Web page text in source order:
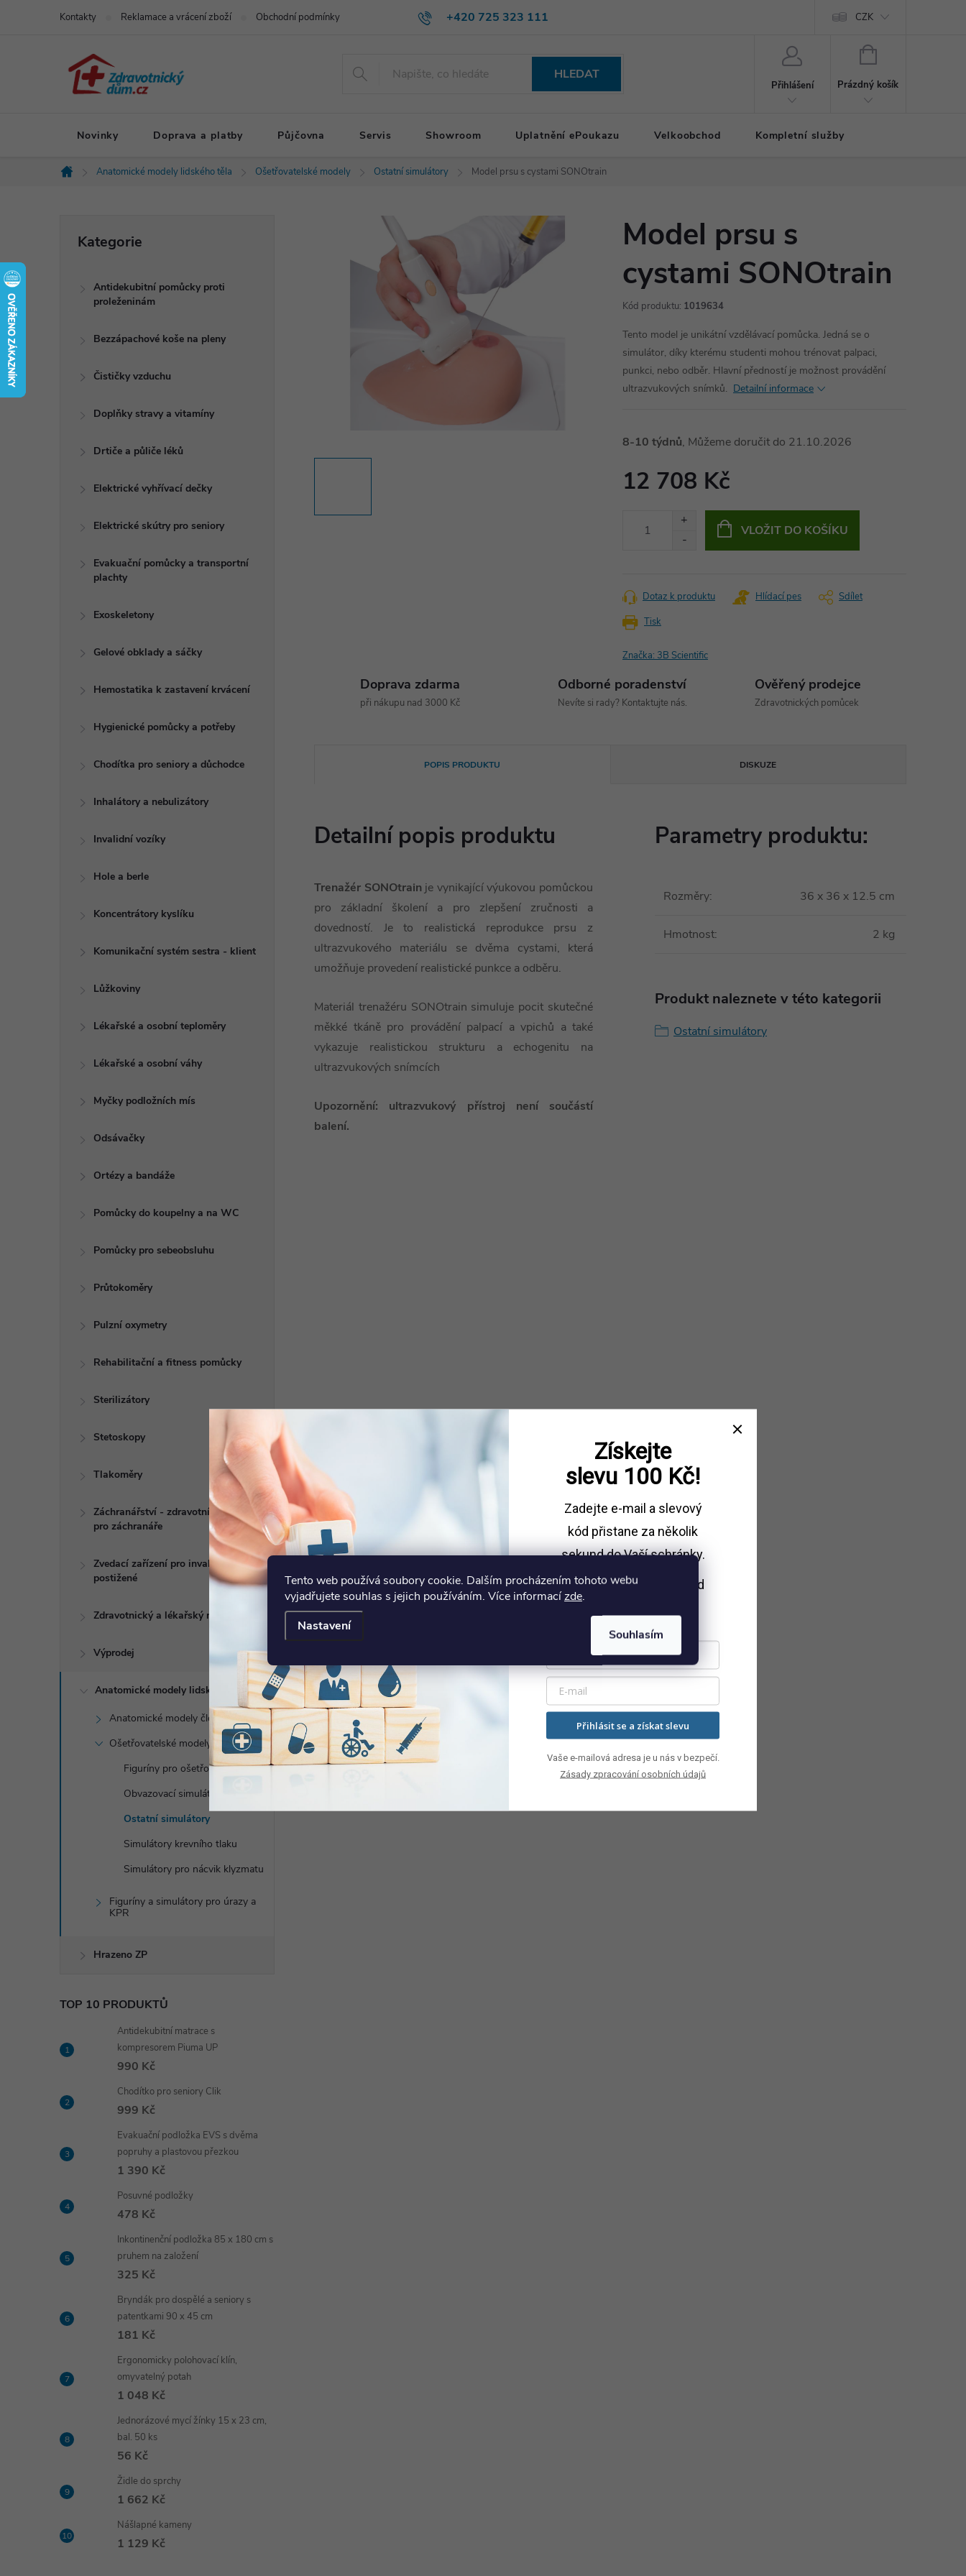
Tento web používá soubory cookie. Dalším procházením tohoto webu
vyjadřujete souhlas s jejich používáním. Více informacízde.
Nastavení
Souhlasím
+420 725 323 111
Kontakty Reklamace a vrácení zboží Obchodní podmínky CZK
HLEDAT
Přihlášení
NÁKUPNÍ
Prázdný košík
Novinky Doprava a platby Půjčovna Servis Showroom Uplatnění ePoukazu Velkoobchod Kompletní služby
Domů
Anatomické modely lidského těla Ošetřovatelské modely Ostatní simulátory Model prsu s cystami SONOtrain
kategorie
Kategorie
Antidekubitní pomůcky proti
proleženinám
Bezzápachové koše na pleny
Čističky vzduchu
Doplňky stravy a vitamíny
Drtiče a půliče léků
Elektrické vyhřívací dečky
Elektrické skútry pro seniory
Evakuační pomůcky a transportní
plachty
Exoskeletony
Gelové obklady a sáčky
Hemostatika k zastavení krvácení
Hygienické pomůcky a potřeby
Chodítka pro seniory a důchodce
Inhalátory a nebulizátory
Invalidní vozíky
Hole a berle
Koncentrátory kyslíku
Komunikační systém sestra - klient
Lůžkoviny
Lékařské a osobní teploměry
Lékařské a osobní váhy
Myčky podložních mís
Odsávačky
Ortézy a bandáže
Pomůcky do koupelny a na WC
Pomůcky pro sebeobsluhu
Průtokoměry
Pulzní oxymetry
Rehabilitační a fitness pomůcky
Sterilizátory
Stetoskopy
Tlakoměry
Záchranářství - zdravotní potřeby
pro záchranáře
Zvedací zařízení pro invalidy a
postižené
Zdravotnický a lékařský nábytek
Výprodej
Anatomické modely lidského těla
Anatomické modely člověka
Ošetřovatelské modely
Figuríny pro ošetřovatelství
Obvazovací simulátory
Ostatní simulátory
Simulátory krevního tlaku
Simulátory pro nácvik klyzmatu
Figuríny a simulátory pro úrazy a
KPR
Hrazeno ZP
TOP 10 PRODUKTŮ
Antidekubitní matrace s
kompresorem Piuma UP
990 Kč
Chodítko pro seniory Clik
999 Kč
Evakuační podložka EVS s dvěma
popruhy a plastovou přezkou
1 390 Kč
Posuvné podložky
478 Kč
Inkontinenční podložka 85 x 180 cm s
pruhem na založení
325 Kč
Bryndák pro dospělé a seniory s
patentkami 90 x 45 cm
181 Kč
Ergonomicky polohovací klín,
omyvatelný potah
1 048 Kč
Jednorázové mycí žínky 15 x 23 cm,
bal. 50 ks
56 Kč
Židle do sprchy
1 662 Kč
Nášlapné kameny
1 129 Kč
Model prsu s
cystami SONOtrain
Kód produktu: 1019634
Tento model je unikátní vzdělávací pomůcka. Jedná se o
simulátor, díky kterému studenti mohou trénovat palpaci,
punkci, nebo odběr. Hlavní předností je možnost provádění
ultrazvukových snímků. Detailní informace
8-10 týdnů 21.10.2026
12 708 Kč
VLOŽIT DO KOŠÍKU
Tisk
Dotaz k produktu Hlídací pes Sdílet
Značka: 3B Scientific
Doprava zdarma
při nákupu nad 3000 Kč
Odborné poradenství
Nevíte si rady? Kontaktujte nás.
Ověřený prodejce
Zdravotnických pomůcek
POPIS PRODUKTU DISKUZE
Detailní popis produktu
Trenažér SONOtrainje vynikající výukovou pomůckou
pro základní školení a pro zlepšení zručnosti a
dovedností. Je to realistická reprodukce prsu z
ultrazvukového materiálu se dvěma cystami, která
umožňuje provedení realistické punkce a odběru.
Materiál trenažéru SONOtrain simuluje pocit skutečné
měkké tkáně pro provádění palpací a vpichů a také
vykazuje realistickou strukturu a echogenitu na
ultrazvukových snímcích
Upozornění: ultrazvukový přístroj není součástí
balení.
Parametry produktu:
Rozměry: 36 x 36 x 12.5 cm
Hmotnost: 2 kg
Produkt naleznete v této kategorii
Ostatní simulátory
Získejte
slevu 100 Kč!
Zadejte e-mail a slevový
kód přistane za několik
sekund do Vaší schránky.
Sleva platí při nákupu
nad
Přihlásit se a získat slevu
Vaše e-mailová adresa je u nás v bezpečí.
Zásady zpracování osobních údajů